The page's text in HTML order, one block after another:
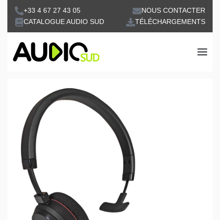
+33 4 67 27 43 05
NOUS CONTACTER
CATALOGUE AUDIO SUD
TÉLÉCHARGEMENTS